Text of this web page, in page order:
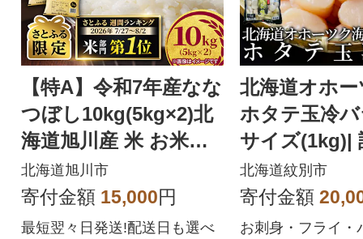
【特A】令和7年産なな
つぼし10kg(5kg×2)北
海道旭川産 米 お米
【さとふる限定】_059
57
北海道旭川市
寄付金額 15,000円
最短翌々日発送!配送日も選べ
北海道オホ
ホタテ玉冷
サイズ(1kg)|
サイズ不揃
北海道紋別市
寄付金額
お刺身・フライ・